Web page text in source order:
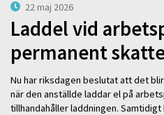
22 maj 2026
Laddel vid
permanent
Nu har riksdagen beslutat att det
när den anställde laddar el på
tillhandahåller laddningen.